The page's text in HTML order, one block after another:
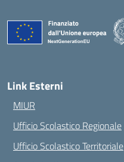
Link Esterni
MIUR
Ufficio Scolastico Regionale
Ufficio Scolastico Territoriale